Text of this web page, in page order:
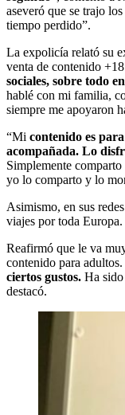
aseveró que se trajo
tiempo perdido”.
La expolicía relató su
venta de contenido
sociales, sobre todo
hablé con mi familia,
siempre me apoyaron
“Mi contenido es
acompañada. Lo
Simplemente
yo lo comparto y lo
Asimismo, en sus
viajes por toda Europa.
Reafirmó que le va
contenido para adultos.
ciertos gustos. Ha
destacó.